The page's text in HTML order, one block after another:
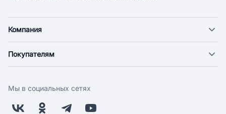
Компания
Новости
Поставщикам
Заводчикам
Покупателям
Оплата
Бонусная программа
Мы в социальных сетях